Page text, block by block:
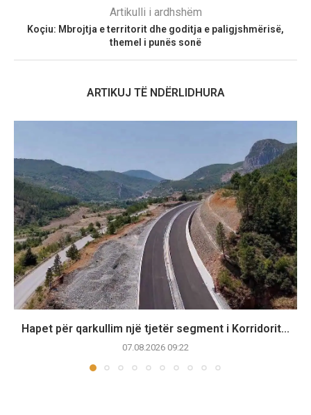
Artikulli i ardhshëm
Koçiu: Mbrojtja e territorit dhe goditja e paligjshmërisë,
themel i punës sonë
ARTIKUJ TË NDËRLIDHURA
Hapet për qarkullim një tjetër segment i Korridorit...
07.08.2026 09:22